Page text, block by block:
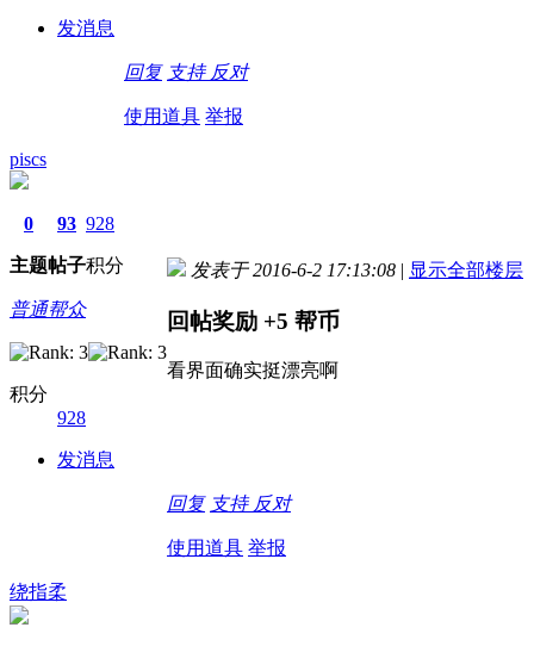
发消息
回复 支持 反对
使用道具 举报
piscs
0
主题
93
帖子
928
积分
普通帮众
积分
928
发消息
发表于 2016-6-2 17:13:08 | 显示全部楼层
回帖奖励 +5 帮币
看界面确实挺漂亮啊
回复 支持 反对
使用道具 举报
绕指柔